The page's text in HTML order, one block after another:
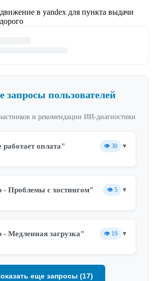
в yandex для пункта выдачи
запросы пользователей
и рекомендации ИИ-диагностики
оплата" 👁️ 30 ▼
- Проблемы с хостингом" 👁️ 5 ▼
- Медленная загрузка" 👁️ 19 ▼
еще запросы (17)